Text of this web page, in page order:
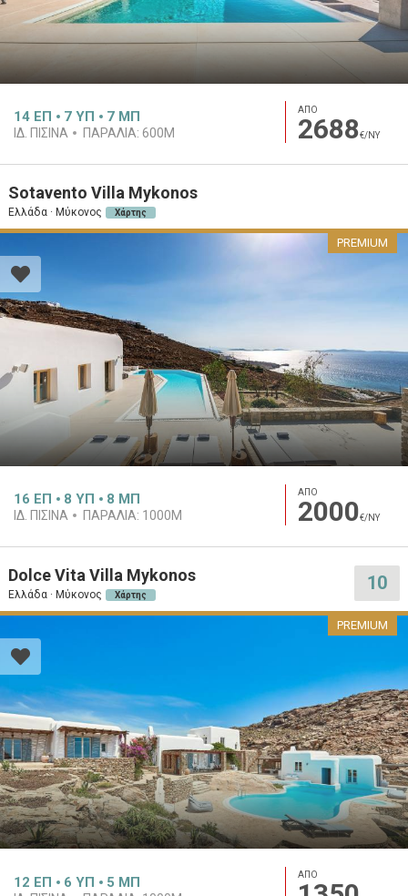
14 ΕΠ 7 ΥΠ 7 ΜΠ
ΙΔ. ΠΙΣΊΝΑ ΠΑΡΑΛΊΑ: 600M
ΑΠΟ
2688€/ΝΥ
Sotavento Villa Mykonos
Ελλάδα · Μύκονος Χάρτης
PREMIUM
16 ΕΠ 8 ΥΠ 8 ΜΠ
ΙΔ. ΠΙΣΊΝΑ ΠΑΡΑΛΊΑ: 1000M
ΑΠΟ
2000€/ΝΥ
Dolce Vita Villa Mykonos
Ελλάδα · Μύκονος Χάρτης
10
PREMIUM
12 ΕΠ 6 ΥΠ 5 ΜΠ ΑΠΟ